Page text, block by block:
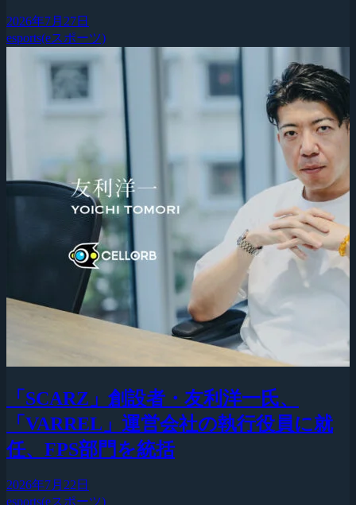
2026年7月27日
esports(eスポーツ)
「SCARZ」創設者・友利洋一氏、
「VARREL」運営会社の執行役員に就
任、FPS部門を統括
2026年7月22日
esports(eスポーツ)